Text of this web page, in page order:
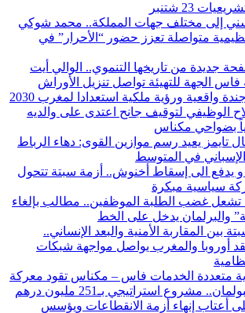
23 شتنبر
إلى مختلف جهات المملكة.. محمد شوكي
متواصلة تعزز حضور “الأحرار” في
جديدة من تاريخها التنموي.. الوالي أيت
الجهة للتهيئة تواصل تنزيل الأوراش
واقعية ورؤية ملكية استعدادا لمغرب 2030
الوظيفي لتوقيف جانح اعتدى على والديه
بضواحي مكناس
تايمز يعيد رسم موازين القوى: دهاء الرباط
في المتوسط
و يدفع الى إسقاط أخنوش.. أزمة سبتة تتحول
سياسية مبكرة
غضب الطلبة الموظفين.. مطالب بإلغاء
والبرلمان يدخل على الخط
المقاربة الأمنية والبعد الإنساني..
أوروبا والمغرب يواصل مواجهة شبكات
متعددة الخدمات فاس – مكناس تقود معركة
الأمن المائي ببولمان.. مشروع استراتيجي بـ251 مليون درهم
أعتاب إنهاء أزمة الانقطاعات ويؤسس